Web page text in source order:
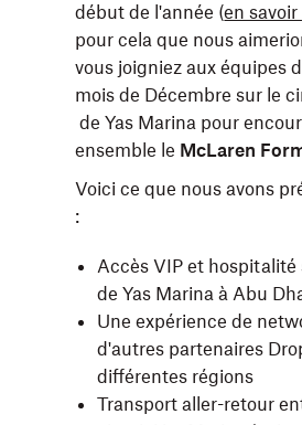
début de l'année (en
pour cela que nous
vous joigniez aux équipes
mois de Décembre sur le
de Yas Marina pour
ensemble le McLaren
Voici ce que nous avons
:
Accès VIP et
de Yas Marina à Abu
Une expérience de
d'autres partenaires
différentes régions
Transport aller-retour